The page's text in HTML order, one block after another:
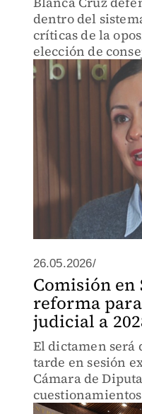
dentro del
críticas de la
elección de
26.05.2026/
Comisión en
reforma
judicial a
El dictamen será
tarde en sesión
Cámara de